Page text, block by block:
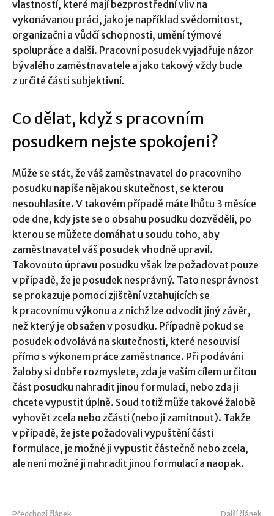
vlastností, které mají bezprostřední vliv na
vykonávanou práci, jako je například svědomitost,
organizační a vůdčí schopnosti, umění týmové
spolupráce a další. Pracovní posudek vyjadřuje názor
bývalého zaměstnavatele a jako takový vždy bude
z určité části subjektivní.
Co dělat, když s pracovním
posudkem nejste spokojeni?
Může se stát, že váš zaměstnavatel do pracovního
posudku napíše nějakou skutečnost, se kterou
nesouhlasíte. V takovém případě máte lhůtu 3 měsíce
ode dne, kdy jste se o obsahu posudku dozvěděli, po
kterou se můžete domáhat u soudu toho, aby
zaměstnavatel váš posudek vhodně upravil.
Takovouto úpravu posudku však lze požadovat pouze
v případě, že je posudek nesprávný. Tato nesprávnost
se prokazuje pomocí zjištění vztahujících se
k pracovnímu výkonu a z nichž lze odvodit jiný závěr,
než který je obsažen v posudku. Případně pokud se
posudek odvolává na skutečnosti, které nesouvisí
přímo s výkonem práce zaměstnance. Při podávání
žaloby si dobře rozmyslete, zda je vaším cílem určitou
část posudku nahradit jinou formulací, nebo zda ji
chcete vypustit úplně. Soud totiž může takové žalobě
vyhovět zcela nebo zčásti (nebo ji zamítnout). Takže
v případě, že jste požadovali vypuštění části
formulace, je možné ji vypustit částečně nebo zcela,
ale není možné ji nahradit jinou formulací a naopak.
Předchozí článek Další článek